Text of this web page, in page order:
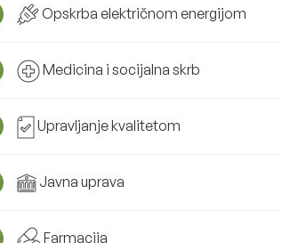
Opskrba električnom energijom
Medicina i socijalna skrb
Upravljanje kvalitetom
Javna uprava
Farmacija